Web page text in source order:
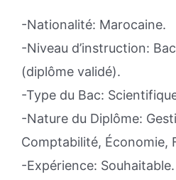
-Nationalité: Marocaine.
-Niveau d’instruction:
(diplôme validé).
-Type du Bac:
-Nature du Diplôme:
Comptabilité, Économie,
-Expérience: Souhaitable.